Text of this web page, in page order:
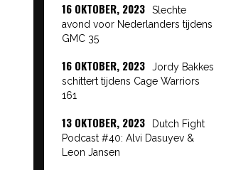
16 OKTOBER, 2023
Slechte
avond voor Nederlanders tijdens
GMC 35
16 OKTOBER, 2023
Jordy Bakkes
schittert tijdens Cage Warriors
161
13 OKTOBER, 2023
Dutch Fight
Podcast #40: Alvi Dasuyev &
Leon Jansen